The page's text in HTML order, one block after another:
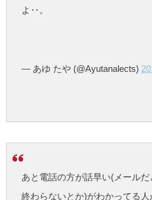
よ‥。
— あゆ たや (@Ayutanalects)
あと電話の方が話早い(メール
終わらないとか)がわかってる